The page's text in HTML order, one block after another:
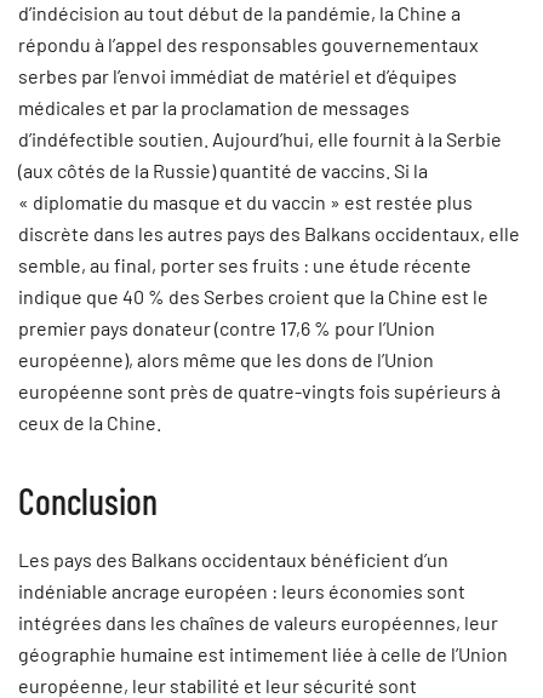
d’indécision au tout début de la pandémie, la Chine a
répondu à l’appel des responsables gouvernementaux
serbes par l’envoi immédiat de matériel et d’équipes
médicales et par la proclamation de messages
d’indéfectible soutien. Aujourd’hui, elle fournit à la Serbie
(aux côtés de la Russie) quantité de vaccins. Si la
« diplomatie du masque et du vaccin » est restée plus
discrète dans les autres pays des Balkans occidentaux, elle
semble, au final, porter ses fruits : une étude récente
indique que 40 % des Serbes croient que la Chine est le
premier pays donateur (contre 17,6 % pour l’Union
européenne), alors même que les dons de l’Union
européenne sont près de quatre-vingts fois supérieurs à
ceux de la Chine.
Conclusion
Les pays des Balkans occidentaux bénéficient d’un
indéniable ancrage européen : leurs économies sont
intégrées dans les chaînes de valeurs européennes, leur
géographie humaine est intimement liée à celle de l’Union
européenne, leur stabilité et leur sécurité sont